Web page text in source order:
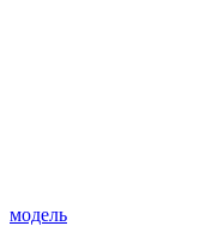
модель